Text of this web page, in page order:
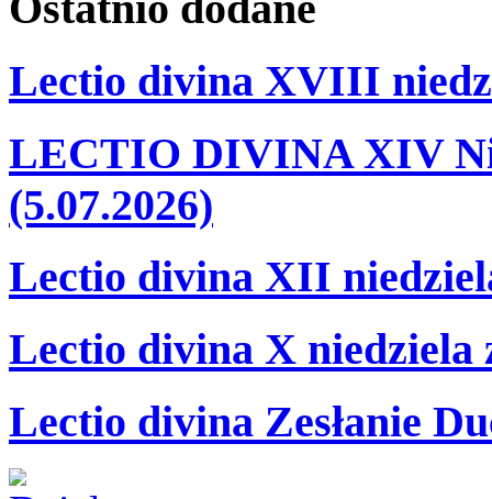
Lectio divina XVIII
LECTIO DIVINA XIV
(5.07.2026)
Lectio divina XII
Lectio divina X niedziela
Lectio divina Zesłanie